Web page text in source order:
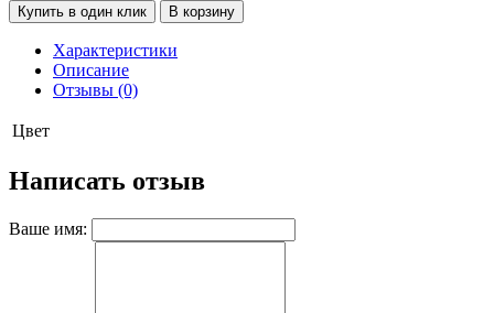
Купить в один клик В корзину
Характеристики
Описание
Отзывы (0)
Цвет
Написать отзыв
Ваше имя: